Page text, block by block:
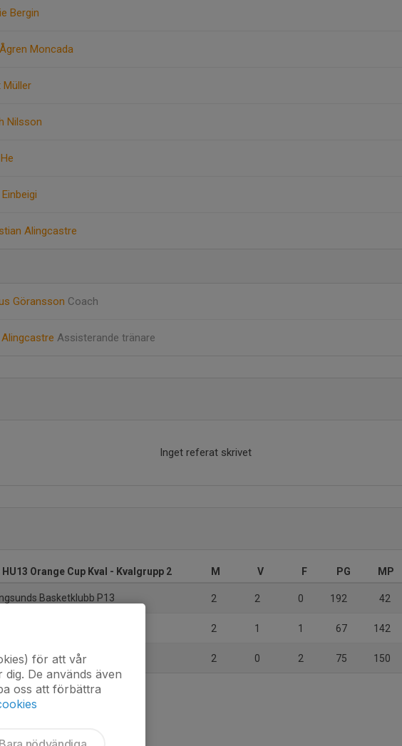
Bergin
Moncada
Müller
Nilsson
Alingcastre
Göransson Coach
Assisterande tränare
Inget referat skrivet
Orange Cup Kval - Kvalgrupp 2 M V F PG MP
Basketklubb P13 2 2 0 192 42
2 1 1 67 142
P14 2 0 2 75 150
för att vår
De används även
oss att förbättra